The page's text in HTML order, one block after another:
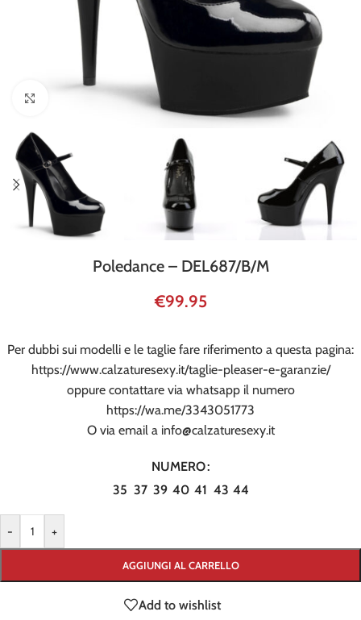
Click to enlarge
Poledance – DEL687/B/M
€99.95
Per dubbi sui modelli e le taglie fare riferimento a questa pagina:
https://www.calzaturesexy.it/taglie-pleaser-e-garanzie/
oppure contattare via whatsapp il numero
https://wa.me/3343051773
O via email a info@calzaturesexy.it
NUMERO
35 37 39 40 41 43 44
- +
AGGIUNGI AL CARRELLO
Add to wishlist